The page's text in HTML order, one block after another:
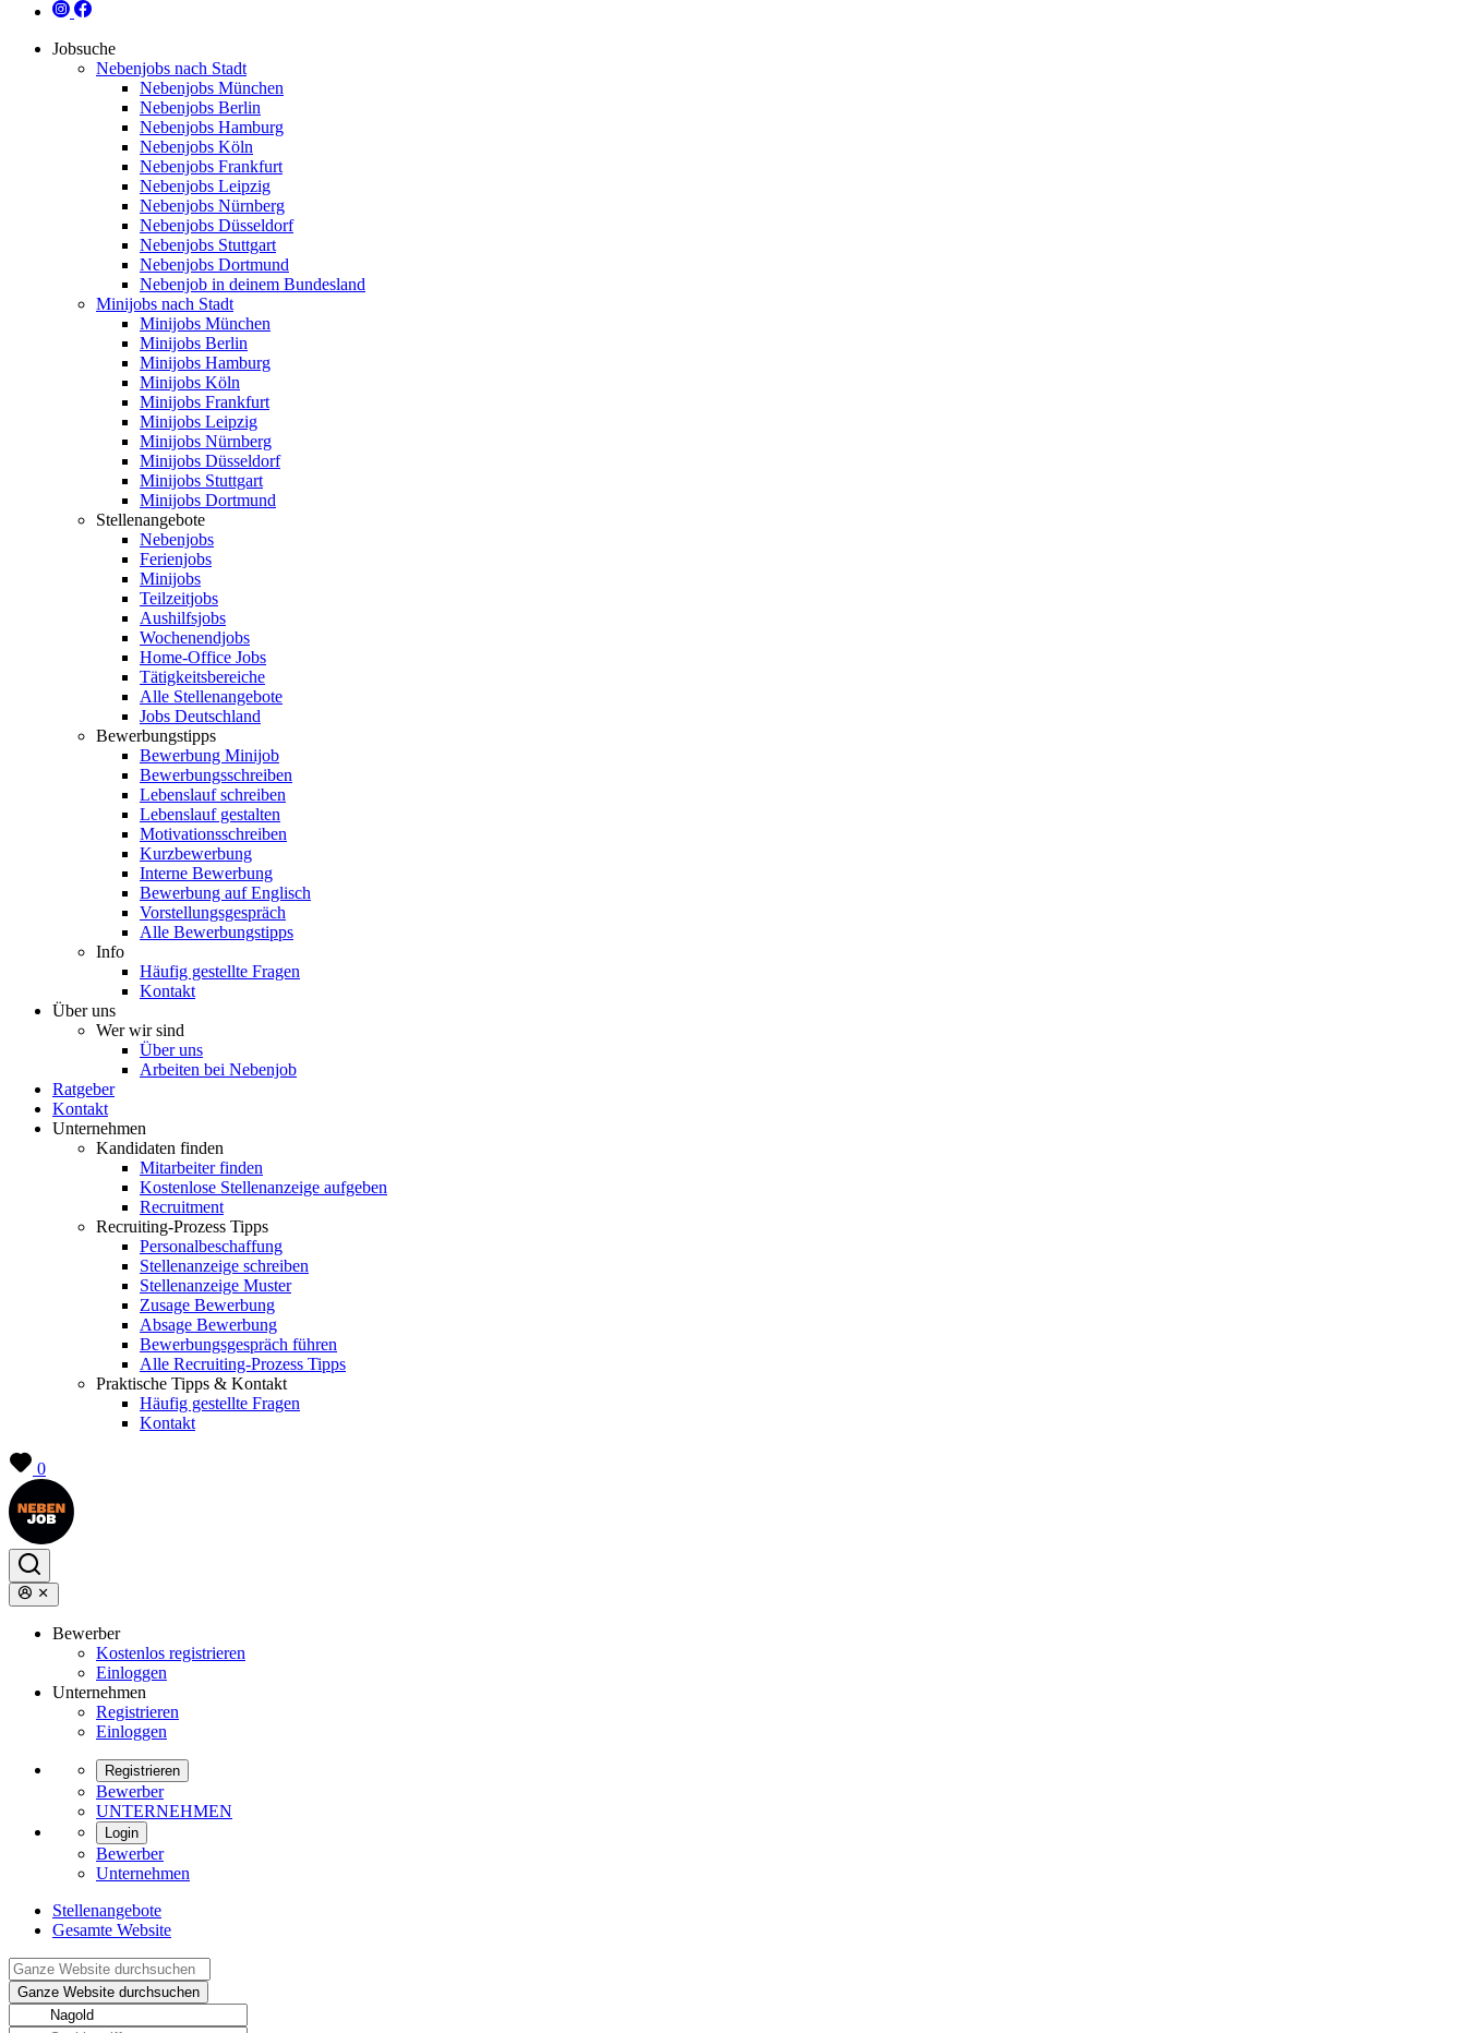
Jobsuche
Nebenjobs nach Stadt
Nebenjobs München
Nebenjobs Berlin
Nebenjobs Hamburg
Nebenjobs Köln
Nebenjobs Frankfurt
Nebenjobs Leipzig
Nebenjobs Nürnberg
Nebenjobs Düsseldorf
Nebenjobs Stuttgart
Nebenjobs Dortmund
Nebenjob in deinem Bundesland
Minijobs nach Stadt
Minijobs München
Minijobs Berlin
Minijobs Hamburg
Minijobs Köln
Minijobs Frankfurt
Minijobs Leipzig
Minijobs Nürnberg
Minijobs Düsseldorf
Minijobs Stuttgart
Minijobs Dortmund
Stellenangebote
Nebenjobs
Ferienjobs
Minijobs
Teilzeitjobs
Aushilfsjobs
Wochenendjobs
Home-Office Jobs
Tätigkeitsbereiche
Alle Stellenangebote
Jobs Deutschland
Bewerbungstipps
Bewerbung Minijob
Bewerbungsschreiben
Lebenslauf schreiben
Lebenslauf gestalten
Motivationsschreiben
Kurzbewerbung
Interne Bewerbung
Bewerbung auf Englisch
Vorstellungsgespräch
Alle Bewerbungstipps
Info
Häufig gestellte Fragen
Kontakt
Über uns
Wer wir sind
Über uns
Arbeiten bei Nebenjob
Ratgeber
Kontakt
Unternehmen
Kandidaten finden
Mitarbeiter finden
Kostenlose Stellenanzeige aufgeben
Recruitment
Recruiting-Prozess Tipps
Personalbeschaffung
Stellenanzeige schreiben
Stellenanzeige Muster
Zusage Bewerbung
Absage Bewerbung
Bewerbungsgespräch führen
Alle Recruiting-Prozess Tipps
Praktische Tipps & Kontakt
Häufig gestellte Fragen
Kontakt
0
Bewerber
Kostenlos registrieren
Einloggen
Unternehmen
Registrieren
Einloggen
Registrieren
Bewerber
UNTERNEHMEN
Login
Bewerber
Unternehmen
Stellenangebote
Gesamte Website